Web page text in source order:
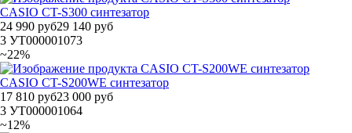
CASIO CT-S300 синтезатор
24 990 руб29 140 руб
3 УТ000001073
~22%
CASIO CT-S200WE синтезатор
17 810 руб23 000 руб
3 УТ000001064
~12%